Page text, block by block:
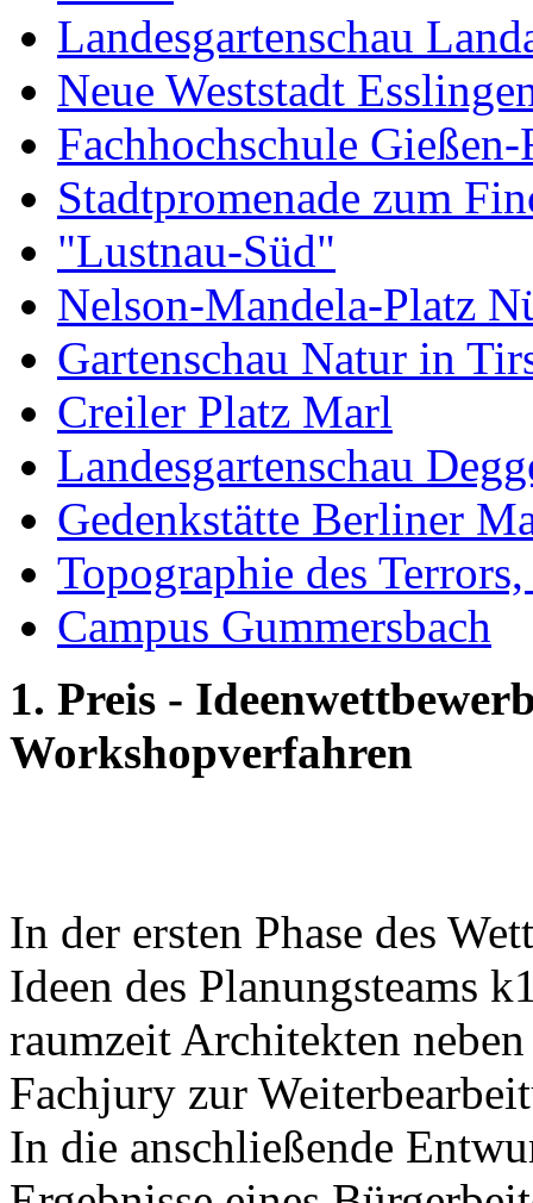
Landesgartenschau
Neue Weststadt
Fachhochschule
Stadtpromenade zum
"Lustnau-Süd"
Nelson-Mandela-Platz
Gartenschau Natur in
Creiler Platz Marl
Landesgartenschau
Gedenkstätte Berliner
Topographie des
Campus Gummersbach
1. Preis -
Workshopverfahren
In der ersten Phase des
Ideen des Planungsteams
raumzeit Architekten
Fachjury zur
In die anschließende